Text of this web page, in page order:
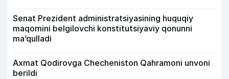
Senat Prezident administratsiyasining huquqiy
maqomini belgilovchi konstitutsiyaviy qonunni
ma’qulladi
Axmat Qodirovga Checheniston Qahramoni unvoni
berildi